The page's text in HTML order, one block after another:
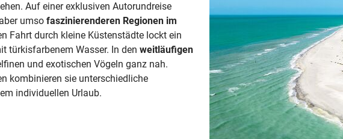
Auf einer exklusiven Autorundreise
umso faszinierenderen Regionen im
Fahrt durch kleine Küstenstädte lockt ein
türkisfarbenem Wasser. In den weitläufigen
und exotischen Vögeln ganz nah.
kombinieren sie unterschiedliche
individuellen Urlaub.